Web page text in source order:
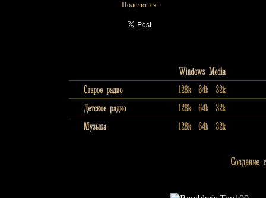
Поделиться: